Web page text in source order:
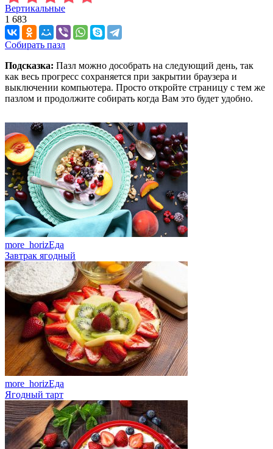
Вертикальные
1 683
Собирать пазл
Подсказка: Пазл можно дособрать на следующий день, так
как весь прогресс сохраняется при закрытии браузера и
выключении компьютера. Просто откройте страницу с тем же
пазлом и продолжите собирать когда Вам это будет удобно.
more_horizЕда
Завтрак ягодный
more_horizЕда
Ягодный тарт